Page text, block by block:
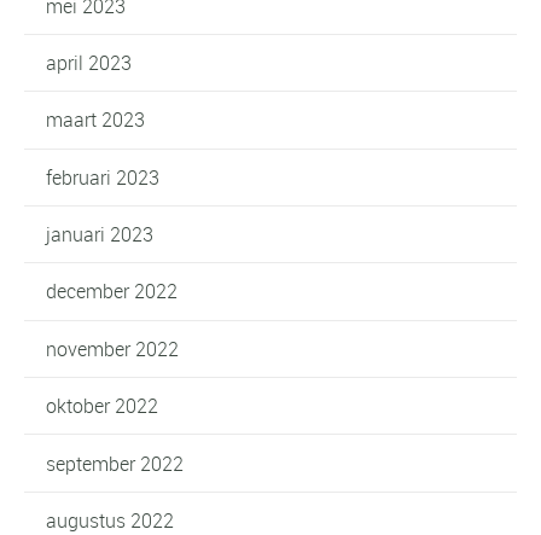
mei 2023
april 2023
maart 2023
februari 2023
januari 2023
december 2022
november 2022
oktober 2022
september 2022
augustus 2022